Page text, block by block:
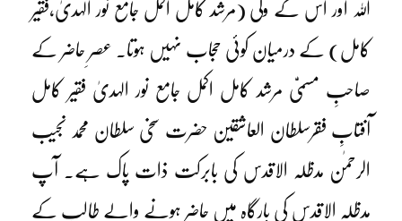
اللہ اور اس کے ولی (مرشد کامل اکمل جامع نور الہدیٰ،فقیر
کامل) کے درمیان کوئی حجاب نہیں ہوتا۔ عصرِ حاضر کے
صاحبِ مسمیّٰ مرشد کامل اکمل جامع نور الہدیٰ فقیر کامل
آفتابِ فقرسلطان العاشقین حضرت سخی سلطان محمد نجیب
الرحمٰن مدظلہ الاقدس کی بابرکت ذات پاک ہے۔ آپ
مدظلہ الاقدس کی بارگاہ میں حاضر ہونے والے طالب کے